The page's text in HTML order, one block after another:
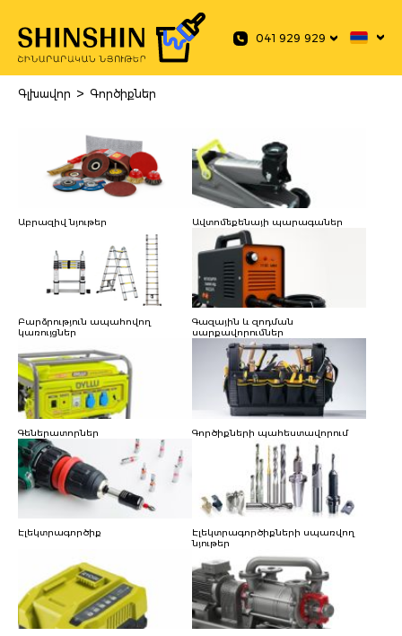
041 929 929
Գլխավոր > Գործիքներ
Աբրազիվ նյութեր Ավտոմեքենայի պարագաներ
Բարձրություն ապահովող
կառույցներ
Գազային և զոդման
սարքավորումներ
Գեներատորներ Գործիքների պահեստավորում
Էլեկտրագործիք
Էլեկտրագործիքների սպառվող
նյութեր